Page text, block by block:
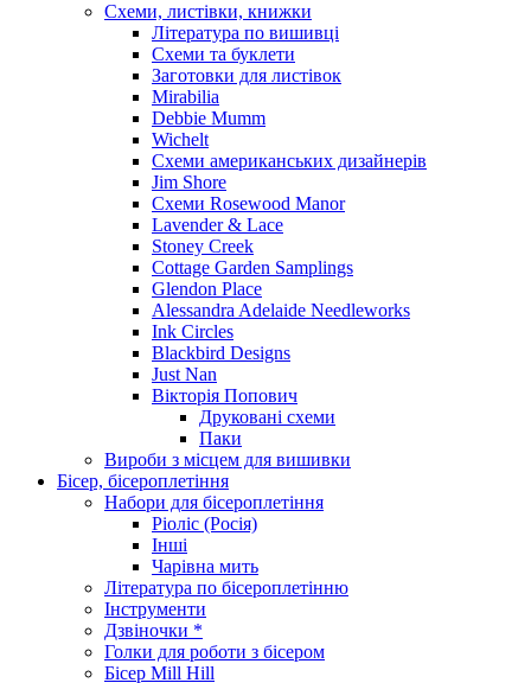
Схеми, листівки, книжки
Література по вишивці
Схеми та буклети
Заготовки для листівок
Mirabilia
Debbie Mumm
Wichelt
Схеми американських дизайнерів
Jim Shore
Cхеми Rosewood Manor
Lavender & Lace
Stoney Creek
Cottage Garden Samplings
Glendon Place
Alessandra Adelaide Needleworks
Ink Circles
Blackbird Designs
Just Nan
Вікторія Попович
Друковані схеми
Паки
Вироби з місцем для вишивки
Бісер, бісероплетіння
Набори для бісероплетіння
Ріоліс (Росія)
Інші
Чарівна мить
Література по бісероплетінню
Інструменти
Дзвіночки *
Голки для роботи з бісером
Бісер Mill Hill